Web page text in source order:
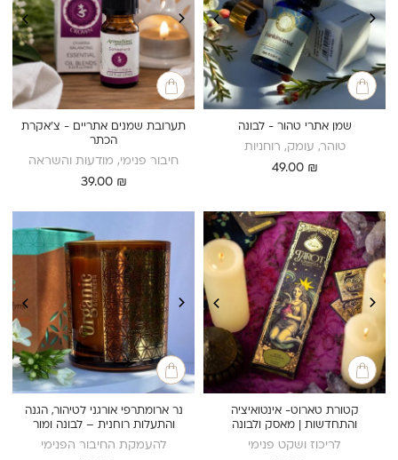
שמן אתרי טהור - לבונה
טוהר, עומק, רוחניות
49.00 ₪
תערובת שמנים אתריים - צ’אקרת
הכתר
חיבור פנימי, מודעות והשראה
39.00 ₪
קטורת טארוט- אינטואיציה
והתחדשות | מאסק ולבונה
לריכוז ושקט פנימי
נר ארומתרפי אורגני לטיהור, הגנה
והתעלות רוחנית – לבונה ומור
להעמקת החיבור הפנימי